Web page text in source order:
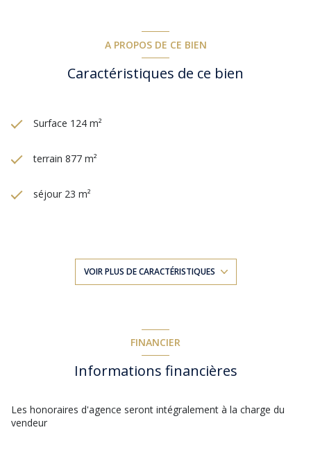
A PROPOS DE CE BIEN
Caractéristiques de ce bien
Surface 124 m²
terrain 877 m²
séjour 23 m²
Chauffage individuel : air pulsé (pompe à chaleur)
1 garage(s)
VOIR PLUS DE CARACTÉRISTIQUES
FINANCIER
Informations financières
Les honoraires d'agence seront intégralement à la charge du
vendeur